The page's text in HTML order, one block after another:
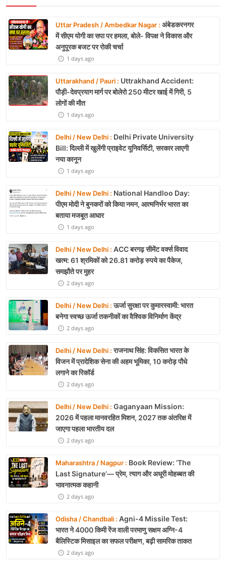
Uttar Pradesh / Ambedkar Nagar : अंबेडकरनगर
में सीएम योगी का सपा पर हमला, बोले- विपक्ष ने विकास और
अनुपूरक बजट पर रोकी चर्चा
1 days ago
Uttarakhand / Pauri : Uttrakhand Accident:
पौड़ी-देवप्रयाग मार्ग पर बोलेरो 250 मीटर खाई में गिरी, 5
लोगों की मौत
1 days ago
Delhi / New Delhi : Delhi Private University
Bill: दिल्ली में खुलेंगी प्राइवेट यूनिवर्सिटी, सरकार लाएगी
नया कानून
1 days ago
Delhi / New Delhi : National Handloo Day:
पीएम मोदी ने बुनकरों को किया नमन, आत्मनिर्भर भारत का
बताया मजबूत आधार
1 days ago
Delhi / New Delhi : ACC बरगढ़ सीमेंट वर्क्स विवाद
खत्म: 61 श्रमिकों को 26.81 करोड़ रुपये का पैकेज,
समझौते पर मुहर
2 days ago
Delhi / New Delhi :ऊर्जा सुरक्षा पर कुमारस्वामी: भारत
बनेगा स्वच्छ ऊर्जा तकनीकों का वैश्विक विनिर्माण केंद्र
2 days ago
Delhi / New Delhi :राजनाथ सिंह: विकसित भारत के
विजन में प्रादेशिक सेना की अहम भूमिका, 10 करोड़ पौधे
लगाने का रिकॉर्ड
2 days ago
Delhi / New Delhi : Gaganyaan Mission:
2026 में पहला मानवरहित मिशन, 2027 तक अंतरिक्ष में
जाएगा पहला भारतीय दल
2 days ago
Maharashtra / Nagpur : Book Review: ‘The
Last Signature’— प्रेम, त्याग और अधूरी मोहब्बत की
भावनात्मक कहानी
2 days ago
Odisha / Chandbali : Agni-4 Missile Test:
भारत ने 4000 किमी रेंज वाली परमाणु सक्षम अग्नि-4
बैलिस्टिक मिसाइल का सफल परीक्षण, बढ़ी सामरिक ताकत
2 days ago